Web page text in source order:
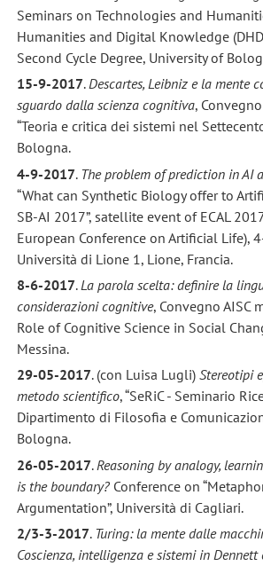
Seminars on Technologies and
Humanities and Digital Knowledge
Second Cycle Degree, University of
15-9-2017.Descartes, Leibniz e la mente
sguardo dalla scienza cognitiva,
“Teoria e critica dei sistemi nel
Bologna.
4-9-2017. The problem of prediction in AI
“What can Synthetic Biology offer to
SB-AI 2017”, satellite event of ECAL
European Conference on Artificial Life),
Università di Lione 1, Lione, Francia.
8-6-2017.La parola scelta: definire la
considerazioni cognitive, Convegno AISC
Role of Cognitive Science in Social
Messina.
29-05-2017. (con Luisa Lugli) Stereotipi
metodo scientifico, “SeRiC - Seminario
Dipartimento di Filosofia e
Bologna.
26-05-2017. Reasoning by analogy,
is the boundary?Conference on
Argumentation”, Università di Cagliari.
2/3-3-2017. Turing: la mente dalle
Coscienza, intelligenza e sistemi in Dennett